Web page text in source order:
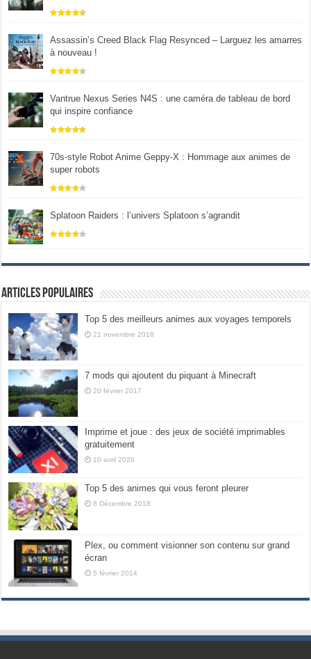
Assassin’s Creed Black Flag Resynced – Larguez les amarres
à nouveau !
Vantrue Nexus Series N4S : une caméra de tableau de bord
qui inspire confiance
70s-style Robot Anime Geppy-X : Hommage aux animes de
super robots
Splatoon Raiders : l’univers Splatoon s’agrandit
Articles populaires
Top 5 des meilleurs animes aux voyages temporels
21 novembre 2018
7 mods qui ajoutent du piquant à Minecraft
20 février 2017
Imprime et joue : des jeux de société imprimables
gratuitement
10 avril 2020
Top 5 des animes qui vous feront pleurer
8 Décembre 2018
Plex, ou comment visionner son contenu sur grand
écran
5 février 2014